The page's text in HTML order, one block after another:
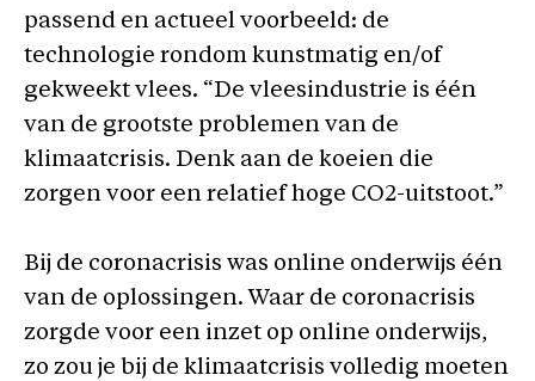
passend en actueel voorbeeld: de
technologie rondom kunstmatig en/of
gekweekt vlees. “De vleesindustrie is één
van de grootste problemen van de
klimaatcrisis. Denk aan de koeien die
zorgen voor een relatief hoge CO2-uitstoot.”
Bij de coronacrisis was online onderwijs één
van de oplossingen. Waar de coronacrisis
zorgde voor een inzet op online onderwijs,
zo zou je bij de klimaatcrisis volledig moeten